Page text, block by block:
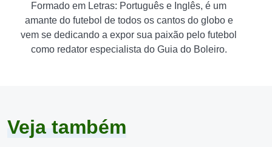
Formado em Letras: Português e Inglês, é um
amante do futebol de todos os cantos do globo e
vem se dedicando a expor sua paixão pelo futebol
como redator especialista do Guia do Boleiro.
Veja também